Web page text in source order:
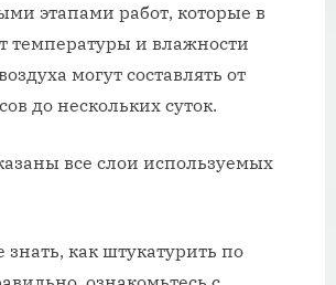
этапами работ, которые в
температуры и влажности
могут составлять от
до нескольких суток.
знать, как штукатурить по